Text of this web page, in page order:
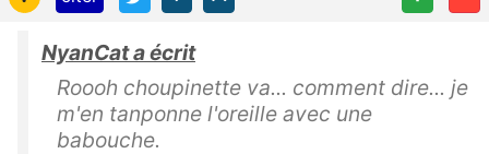
NyanCat a écrit
Roooh choupinette va... comment dire... je
m'en tanponne l'oreille avec une
babouche.